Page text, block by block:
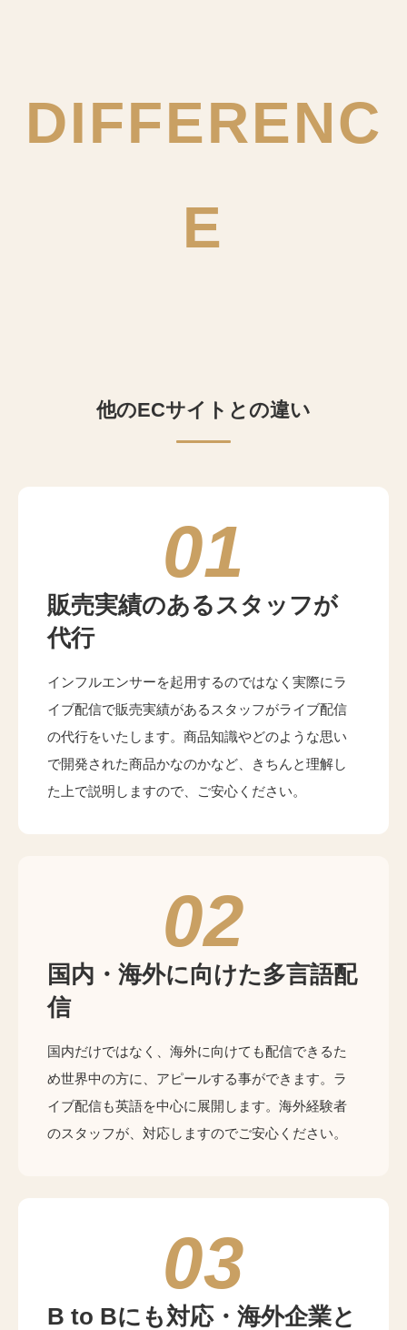
DIFFERENC
E
他のECサイトとの違い
01
販売実績のあるスタッフが
代行
インフルエンサーを起用するのではなく実際にラ
イブ配信で販売実績があるスタッフがライブ配信
の代行をいたします。商品知識やどのような思い
で開発された商品かなのかなど、きちんと理解し
た上で説明しますので、ご安心ください。
02
国内・海外に向けた多言語配
信
国内だけではなく、海外に向けても配信できるた
め世界中の方に、アピールする事ができます。ラ
イブ配信も英語を中心に展開します。海外経験者
のスタッフが、対応しますのでご安心ください。
03
B to Bにも対応・海外企業と